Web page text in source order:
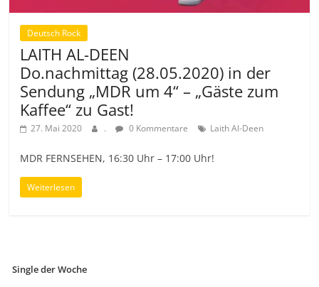
Deutsch Rock
LAITH AL-DEEN
Do.nachmittag (28.05.2020) in der
Sendung „MDR um 4“ – „Gäste zum
Kaffee“ zu Gast!
27. Mai 2020 . 0 Kommentare Laith Al-Deen
MDR FERNSEHEN, 16:30 Uhr – 17:00 Uhr!
Weiterlesen
Single der Woche